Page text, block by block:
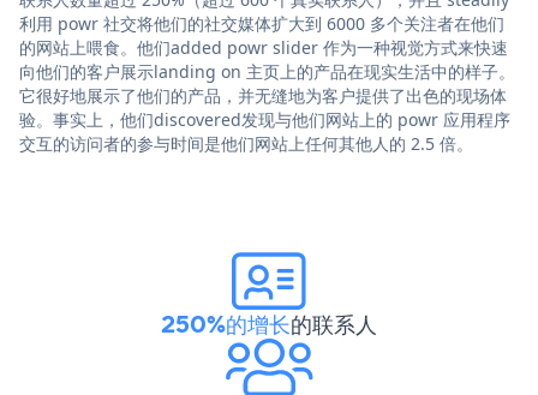
利用 powr 社交将他们的社交媒体扩大到 6000 多个关注者在他们
的网站上喂食。他们added powr slider 作为一种视觉方式来快速
向他们的客户展示landing on 主页上的产品在现实生活中的样子。
它很好地展示了他们的产品，并无缝地为客户提供了出色的现场体
验。事实上，他们discovered发现与他们网站上的 powr 应用程序
交互的访问者的参与时间是他们网站上任何其他人的 2.5 倍。
250%的增长的联系人